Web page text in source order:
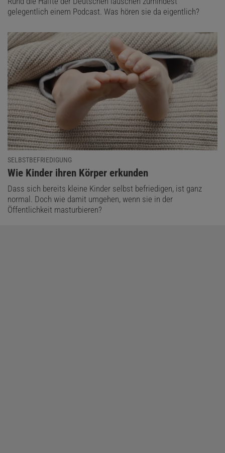
gelegentlich einem Podcast. Was hören sie da eigentlich?
SELBSTBEFRIEDIGUNG
:
Wie Kinder ihren Körper erkunden
Dass sich bereits kleine Kinder selbst befriedigen, ist ganz
normal. Doch wie damit umgehen, wenn sie in der
Öffentlichkeit masturbieren?